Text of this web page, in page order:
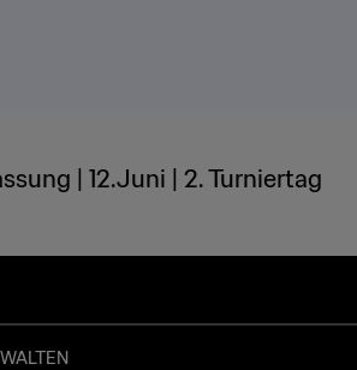
| 12.Juni | 2. Turniertag